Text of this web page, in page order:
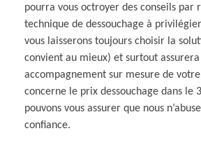
pourra vous octroyer des conseils par
technique de dessouchage à
vous laisserons toujours choisir la
convient au mieux) et surtout
accompagnement sur mesure de
concerne le prix dessouchage dans le
pouvons vous assurer que nous
confiance.